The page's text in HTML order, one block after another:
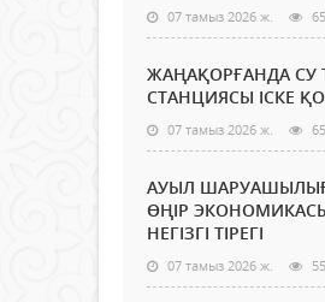
07 тамыз 2026 ж. 65
ЖАҢАҚОРҒАНДА СУ
СТАНЦИЯСЫ ІСКЕ
07 тамыз 2026 ж. 65
АУЫЛ
ӨҢІР
НЕГІЗГІ ТІРЕГІ
07 тамыз 2026 ж.